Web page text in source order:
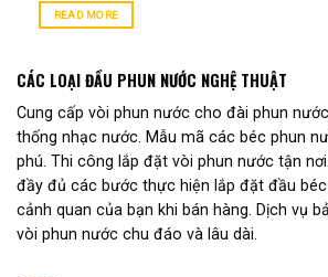
READ MORE
CÁC LOẠI ĐẦU PHUN NƯỚC NGHỆ THUẬT
Cung cấp vòi phun nước cho đài phun
thống nhạc nước. Mẫu mã các béc phun
phú. Thi công lắp đặt vòi phun nước tận
đầy đủ các bước thực hiện lắp đặt đầu
cảnh quan của bạn khi bán hàng. Dịch vụ
vòi phun nước chu đáo và lâu dài.